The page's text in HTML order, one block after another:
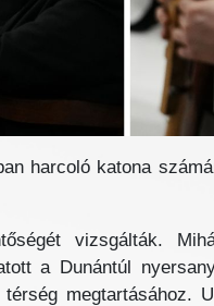
harcoló katona
vizsgálták.
a Dunántúl
megtartásához.